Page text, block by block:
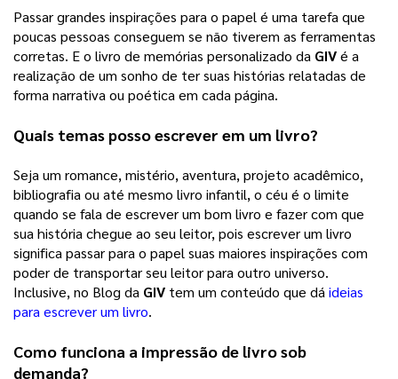
Passar grandes inspirações para o papel é uma tarefa que
poucas pessoas conseguem se não tiverem as ferramentas
corretas. E o livro de memórias personalizado da GIV é a
realização de um sonho de ter suas histórias relatadas de
forma narrativa ou poética em cada página.
Quais temas posso escrever em um livro?
Seja um romance, mistério, aventura, projeto acadêmico,
bibliografia ou até mesmo livro infantil, o céu é o limite
quando se fala de escrever um bom livro e fazer com que
sua história chegue ao seu leitor, pois escrever um livro
significa passar para o papel suas maiores inspirações com
poder de transportar seu leitor para outro universo.
Inclusive, no Blog da GIV tem um conteúdo que dá ideias
para escrever um livro.
Como funciona a impressão de livro sob
demanda?